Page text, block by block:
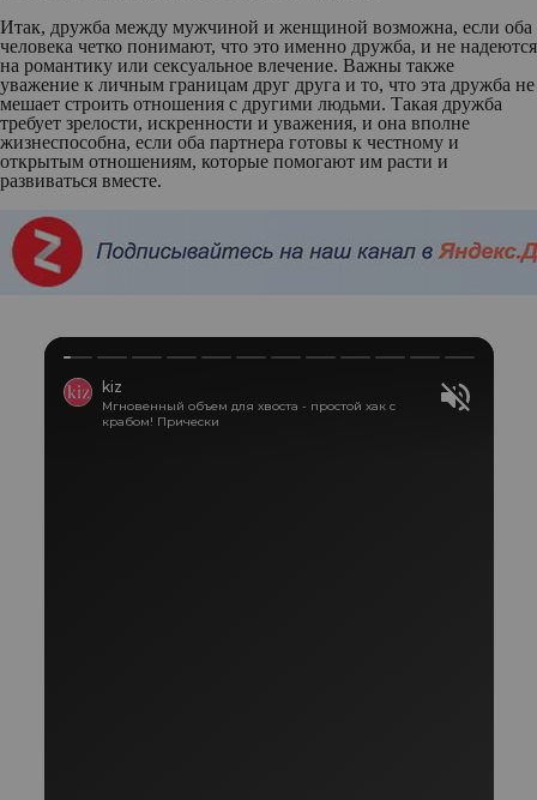
Итак, дружба между мужчиной и женщиной возможна, если оба
человека четко понимают, что это именно дружба, и не надеются
на романтику или сексуальное влечение. Важны также
уважение к личным границам друг друга и то, что эта дружба не
мешает строить отношения с другими людьми. Такая дружба
требует зрелости, искренности и уважения, и она вполне
жизнеспособна, если оба партнера готовы к честному и
открытым отношениям, которые помогают им расти и
развиваться вместе.